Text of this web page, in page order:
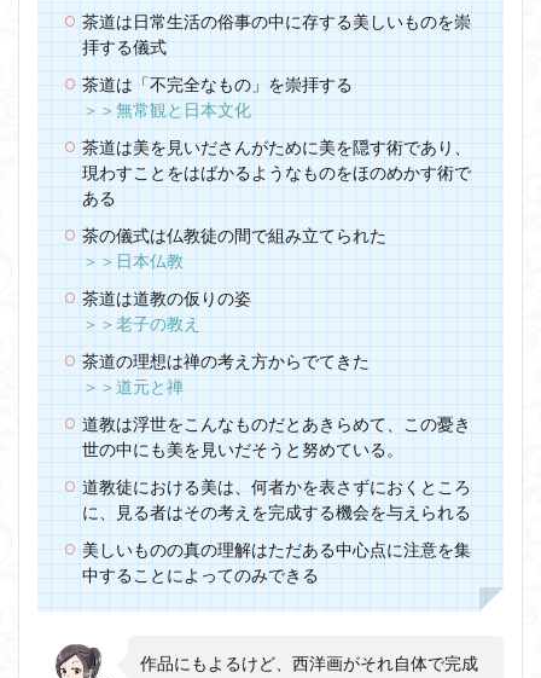
茶道は日常生活の俗事の中に存する美しいものを崇
拝する儀式
茶道は「不完全なもの」を崇拝する
＞＞無常観と日本文化
茶道は美を見いださんがために美を隠す術であり、
現わすことをはばかるようなものをほのめかす術で
ある
茶の儀式は仏教徒の間で組み立てられた
＞＞日本仏教
茶道は道教の仮りの姿
＞＞老子の教え
茶道の理想は禅の考え方からでてきた
＞＞道元と禅
道教は浮世をこんなものだとあきらめて、この憂き
世の中にも美を見いだそうと努めている。
道教徒における美は、何者かを表さずにおくところ
に、見る者はその考えを完成する機会を与えられる
美しいものの真の理解はただある中心点に注意を集
中することによってのみできる
作品にもよるけど、西洋画がそれ自体で完成